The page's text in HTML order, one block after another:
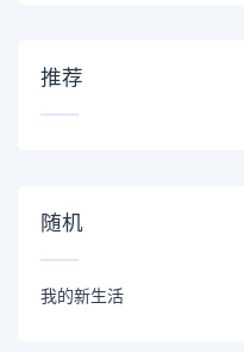
推荐
随机
我的新生活